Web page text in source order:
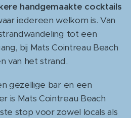
handgemaakte cocktails
iedereen welkom is. Van
tot een
bij Mats Cointreau Beach
van het strand.
gezellige bar en een
is Mats Cointreau Beach
stop voor zowel locals als